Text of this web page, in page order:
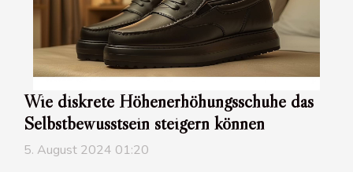
Wie diskrete Höhenerhöhungsschuhe das
Selbstbewusstsein steigern können
5. August 2024 01:20